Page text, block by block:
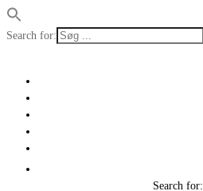
Search for:
Search for: